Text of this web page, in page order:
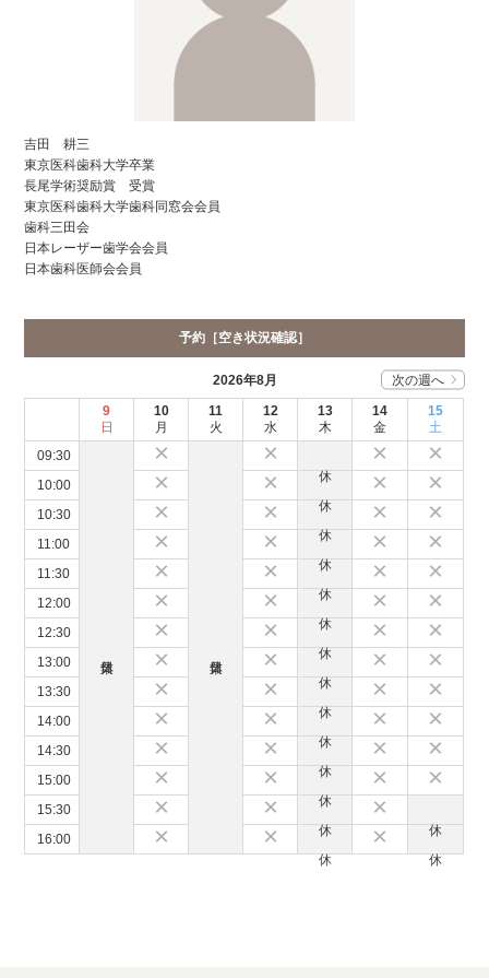
吉田 耕三
東京医科歯科大学卒業
長尾学術奨励賞 受賞
東京医科歯科大学歯科同窓会会員
歯科三田会
日本レーザー歯学会会員
日本歯科医師会会員
予約［空き状況確認］
2026年8月
次の週へ
9
日
10
月
11
火
12
水
13
木
14
金
15
土
09:30
× × × ×
10:00 × × × ×
10:30 × × × ×
11:00 × × × ×
11:30 × × × ×
12:00 × × × ×
12:30 × × × ×
13:00 × × × ×
13:30 × × × ×
14:00 × × × ×
14:30 × × × ×
15:00 × × × ×
15:30 × × ×
16:00 × × ×